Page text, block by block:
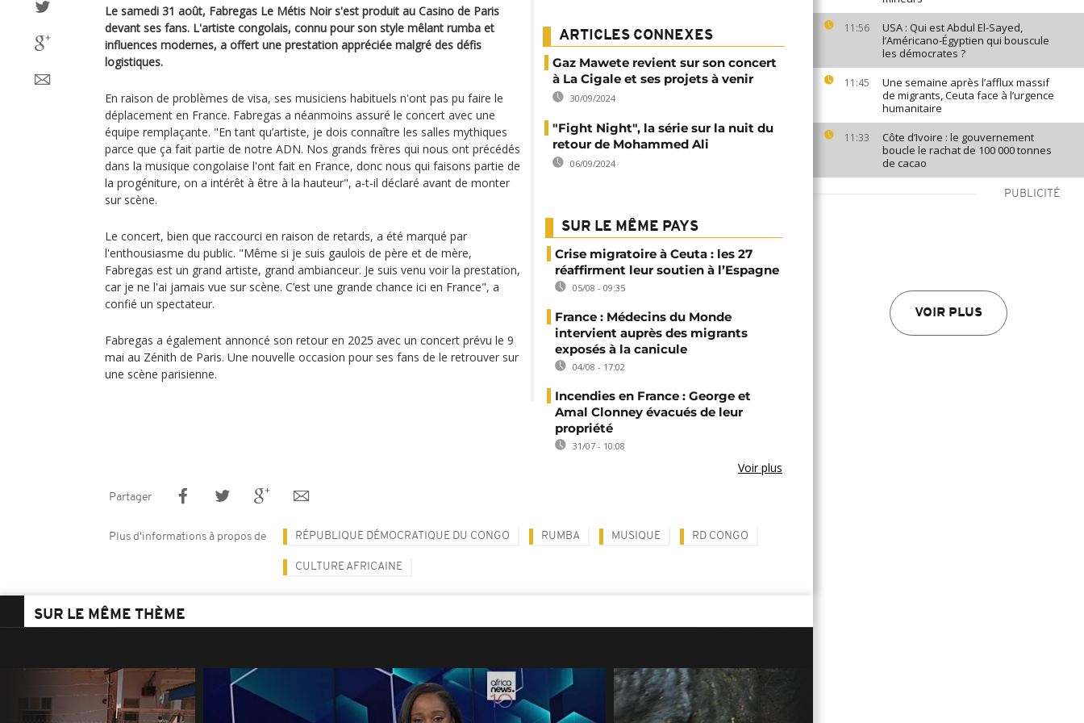
11:56
USA : Qui est Abdul El-Sayed,
l’Américano-Égyptien qui bouscule
les démocrates ?
11:45
Une semaine après l’afflux massif
de migrants, Ceuta face à l’urgence
humanitaire
11:33
Côte d’Ivoire : le gouvernement
boucle le rachat de 100 000 tonnes
de cacao
PUBLICITÉ
VOIR PLUS
Le samedi 31 août, Fabregas Le Métis Noir s'est produit au Casino de Paris
devant ses fans. L'artiste congolais, connu pour son style mêlant rumba et
influences modernes, a offert une prestation appréciée malgré des défis
logistiques.
En raison de problèmes de visa, ses musiciens habituels n'ont pas pu faire le
déplacement en France. Fabregas a néanmoins assuré le concert avec une
équipe remplaçante. "En tant qu’artiste, je dois connaître les salles mythiques
parce que ça fait partie de notre ADN. Nos grands frères qui nous ont précédés
dans la musique congolaise l'ont fait en France, donc nous qui faisons partie de
la progéniture, on a intérêt à être à la hauteur", a-t-il déclaré avant de monter
sur scène.
Le concert, bien que raccourci en raison de retards, a été marqué par
l'enthousiasme du public. "Même si je suis gaulois de père et de mère,
Fabregas est un grand artiste, grand ambianceur. Je suis venu voir la prestation,
car je ne l'ai jamais vue sur scène. C’est une grande chance ici en France", a
confié un spectateur.
Fabregas a également annoncé son retour en 2025 avec un concert prévu le 9
mai au Zénith de Paris. Une nouvelle occasion pour ses fans de le retrouver sur
une scène parisienne.
ARTICLES CONNEXES
Gaz Mawete revient sur son concert
à La Cigale et ses projets à venir
30/09/2024
"Fight Night", la série sur la nuit du
retour de Mohammed Ali
06/09/2024
SUR LE MÊME PAYS
Crise migratoire à Ceuta : les 27
réaffirment leur soutien à l’Espagne
05/08 - 09:35
France : Médecins du Monde
intervient auprès des migrants
exposés à la canicule
04/08 - 17:02
Incendies en France : George et
Amal Clonney évacués de leur
propriété
31/07 - 10:08
Voir plus
Partager
Plus d'informations à propos de RÉPUBLIQUE DÉMOCRATIQUE DU CONGO RUMBA MUSIQUE RD CONGO
CULTURE AFRICAINE
SUR LE MÊME THÈME